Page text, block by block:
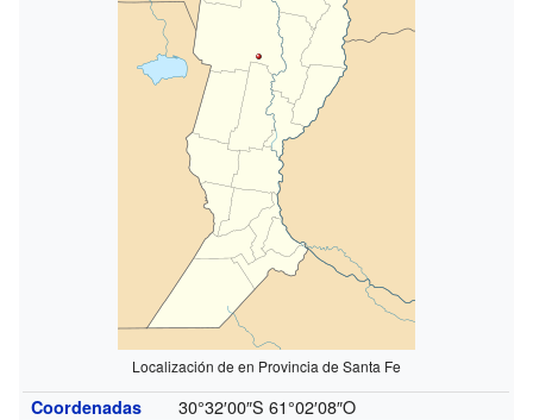
Localización de en Provincia de Santa Fe
Coordenadas 30°32′00″S 61°02′08″O